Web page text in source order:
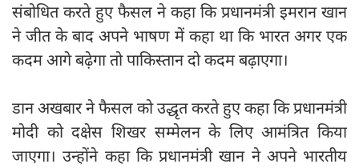
संबोधित करते हुए फैसल ने कहा कि प्रधानमंत्री इमरान खान
ने जीत के बाद अपने भाषण में कहा था कि भारत अगर एक
कदम आगे बढ़ेगा तो पाकिस्तान दो कदम बढ़ाएगा।
डान अखबार ने फैसल को उद्धृत करते हुए कहा कि प्रधानमंत्री
मोदी को दक्षेस शिखर सम्मेलन के लिए आमंत्रित किया
जाएगा। उन्होंने कहा कि प्रधानमंत्री खान ने अपने भारतीय